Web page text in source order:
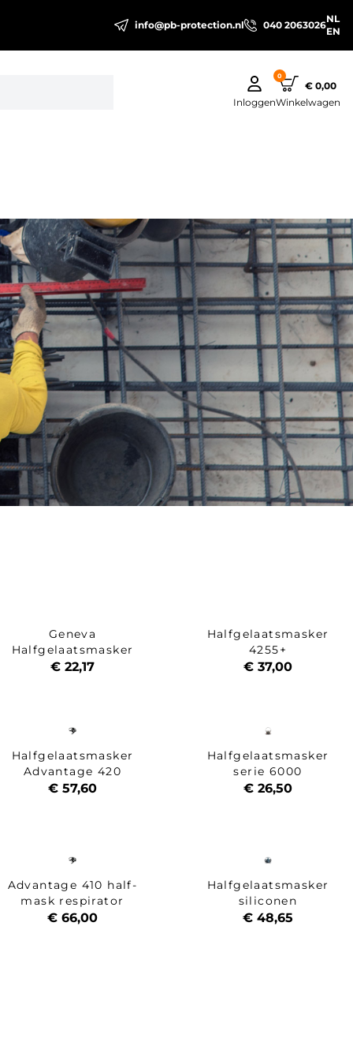
info@pb-protection.nl 040 2063026
NL
EN
Inloggen
0
€ 0,00
Winkelwagen
Geneva
Halfgelaatsmasker
€ 22,17
Halfgelaatsmasker
4255+
€ 37,00
Halfgelaatsmasker
Advantage 420
€ 57,60
Halfgelaatsmasker
serie 6000
€ 26,50
Advantage 410 half-
mask respirator
€ 66,00
Halfgelaatsmasker
siliconen
€ 48,65